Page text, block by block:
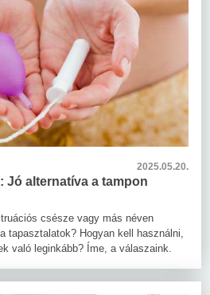
2025.05.20.
Jó alternatíva a tampon
csésze vagy más néven
tapasztalatok? Hogyan kell használni,
való leginkább? Íme, a válaszaink.